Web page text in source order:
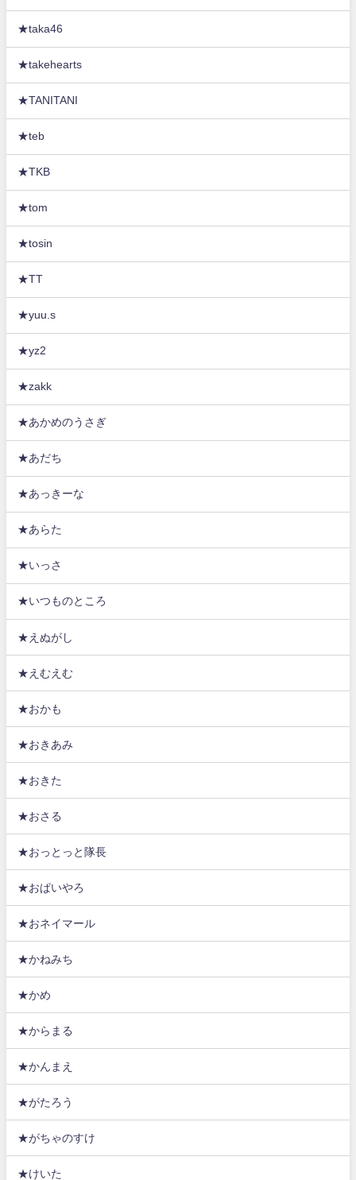
★taka46
★takehearts
★TANITANI
★teb
★TKB
★tom
★tosin
★TT
★yuu.s
★yz2
★zakk
★あかめのうさぎ
★あだち
★あっきーな
★あらた
★いっさ
★いつものところ
★えぬがし
★えむえむ
★おかも
★おきあみ
★おきた
★おさる
★おっとっと隊長
★おぱいやろ
★おネイマール
★かねみち
★かめ
★からまる
★かんまえ
★がたろう
★がちゃのすけ
★けいた